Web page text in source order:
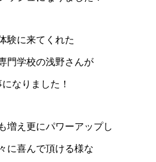
験に来てくれた
門学校の浅野さんが
なりました！
増え更にパワーアップし
に喜んで頂ける様な